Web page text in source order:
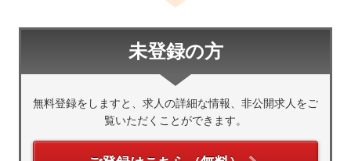
未登録の方
無料登録をしますと、求人の詳細な情報、非公開求人をご
覧いただくことができます。